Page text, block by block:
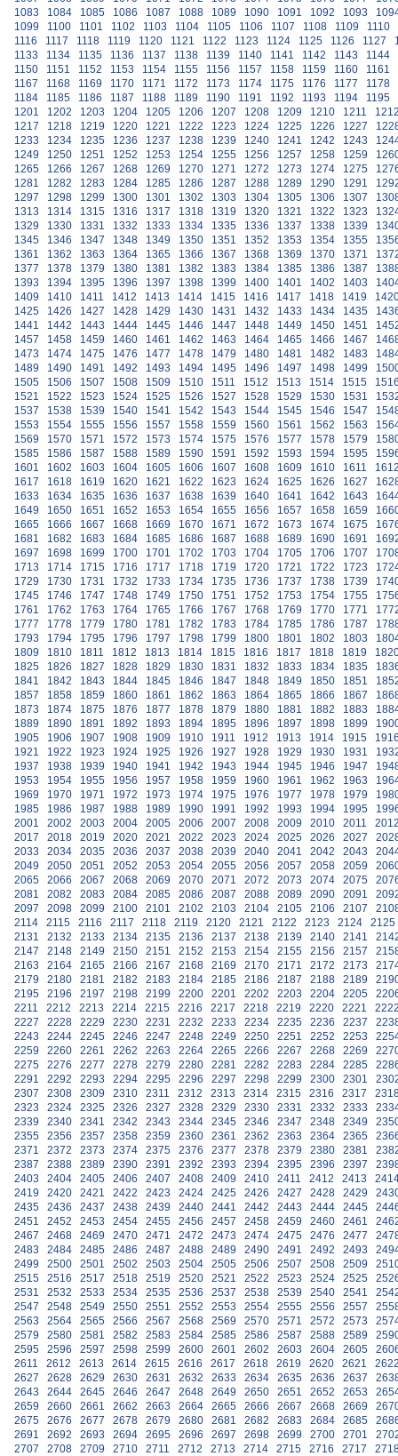
1083
1084 1085 1086 1087 1088 1089 1090 1091 1092 1093
1099
1100 1101 1102 1103 1104 1105 1106 1107 1108 1109
1110
1116
1117 1118 1119 1120 1121 1122 1123 1124 1125 1126 1127
1133
1134 1135 1136 1137 1138 1139 1140 1141 1142 1143
1144
1150
1151 1152 1153 1154 1155 1156 1157 1158 1159 1160
1161
1167
1168 1169 1170 1171 1172 1173 1174 1175 1176 1177
1178
1184
1185 1186 1187 1188 1189 1190 1191 1192 1193 1194
1195
1201
1202 1203 1204 1205 1206 1207 1208 1209 1210 1211
1217
1218 1219 1220 1221 1222 1223 1224 1225 1226 1227
1233
1234 1235 1236 1237 1238 1239 1240 1241 1242 1243
1249
1250 1251 1252 1253 1254 1255 1256 1257 1258 1259
1265
1266 1267 1268 1269 1270 1271 1272 1273 1274 1275
1281
1282 1283 1284 1285 1286 1287 1288 1289 1290 1291
1297
1298 1299 1300 1301 1302 1303 1304 1305 1306 1307
1313
1314 1315 1316 1317 1318 1319 1320 1321 1322 1323
1329
1330 1331 1332 1333 1334 1335 1336 1337 1338 1339
1345
1346 1347 1348 1349 1350 1351 1352 1353 1354 1355
1361
1362 1363 1364 1365 1366 1367 1368 1369 1370 1371
1377
1378 1379 1380 1381 1382 1383 1384 1385 1386 1387
1393
1394 1395 1396 1397 1398 1399 1400 1401 1402 1403
1409
1410 1411 1412 1413 1414 1415 1416 1417 1418 1419
1425
1426 1427 1428 1429 1430 1431 1432 1433 1434 1435
1441
1442 1443 1444 1445 1446 1447 1448 1449 1450 1451
1457
1458 1459 1460 1461 1462 1463 1464 1465 1466 1467
1473
1474 1475 1476 1477 1478 1479 1480 1481 1482 1483
1489
1490 1491 1492 1493 1494 1495 1496 1497 1498 1499
1505
1506 1507 1508 1509 1510 1511 1512 1513 1514 1515
1521
1522 1523 1524 1525 1526 1527 1528 1529 1530 1531
1537
1538 1539 1540 1541 1542 1543 1544 1545 1546 1547
1553
1554 1555 1556 1557 1558 1559 1560 1561 1562 1563
1569
1570 1571 1572 1573 1574 1575 1576 1577 1578 1579
1585
1586 1587 1588 1589 1590 1591 1592 1593 1594 1595
1601
1602 1603 1604 1605 1606 1607 1608 1609 1610 1611
1617
1618 1619 1620 1621 1622 1623 1624 1625 1626 1627
1633
1634 1635 1636 1637 1638 1639 1640 1641 1642 1643
1649
1650 1651 1652 1653 1654 1655 1656 1657 1658 1659
1665
1666 1667 1668 1669 1670 1671 1672 1673 1674 1675
1681
1682 1683 1684 1685 1686 1687 1688 1689 1690 1691
1697
1698 1699 1700 1701 1702 1703 1704 1705 1706 1707
1713
1714 1715 1716 1717 1718 1719 1720 1721 1722 1723
1729
1730 1731 1732 1733 1734 1735 1736 1737 1738 1739
1745
1746 1747 1748 1749 1750 1751 1752 1753 1754 1755
1761
1762 1763 1764 1765 1766 1767 1768 1769 1770 1771
1777
1778 1779 1780 1781 1782 1783 1784 1785 1786 1787
1793
1794 1795 1796 1797 1798 1799 1800 1801 1802 1803
1809
1810 1811 1812 1813 1814 1815 1816 1817 1818 1819
1825
1826 1827 1828 1829 1830 1831 1832 1833 1834 1835
1841
1842 1843 1844 1845 1846 1847 1848 1849 1850 1851
1857
1858 1859 1860 1861 1862 1863 1864 1865 1866 1867
1873
1874 1875 1876 1877 1878 1879 1880 1881 1882 1883
1889
1890 1891 1892 1893 1894 1895 1896 1897 1898 1899
1905
1906 1907 1908 1909 1910 1911 1912 1913 1914 1915
1921
1922 1923 1924 1925 1926 1927 1928 1929 1930 1931
1937
1938 1939 1940 1941 1942 1943 1944 1945 1946 1947
1953
1954 1955 1956 1957 1958 1959 1960 1961 1962 1963
1969
1970 1971 1972 1973 1974 1975 1976 1977 1978 1979
1985
1986 1987 1988 1989 1990 1991 1992 1993 1994 1995
2001
2002 2003 2004 2005 2006 2007 2008 2009 2010 2011
2017
2018 2019 2020 2021 2022 2023 2024 2025 2026 2027
2033
2034 2035 2036 2037 2038 2039 2040 2041 2042 2043
2049
2050 2051 2052 2053 2054 2055 2056 2057 2058 2059
2065
2066 2067 2068 2069 2070 2071 2072 2073 2074 2075
2081
2082 2083 2084 2085 2086 2087 2088 2089 2090 2091
2097
2098 2099 2100 2101 2102 2103 2104 2105 2106 2107
2114
2115 2116 2117 2118 2119 2120 2121 2122 2123 2124
2125
2131
2132 2133 2134 2135 2136 2137 2138 2139 2140 2141
2147
2148 2149 2150 2151 2152 2153 2154 2155 2156 2157
2163
2164 2165 2166 2167 2168 2169 2170 2171 2172 2173
2179
2180 2181 2182 2183 2184 2185 2186 2187 2188 2189
2195
2196 2197 2198 2199 2200 2201 2202 2203 2204 2205
2211
2212 2213 2214 2215 2216 2217 2218 2219 2220 2221
2227
2228 2229 2230 2231 2232 2233 2234 2235 2236 2237
2243
2244 2245 2246 2247 2248 2249 2250 2251 2252 2253
2259
2260 2261 2262 2263 2264 2265 2266 2267 2268 2269
2275
2276 2277 2278 2279 2280 2281 2282 2283 2284 2285
2291
2292 2293 2294 2295 2296 2297 2298 2299 2300 2301
2307
2308 2309 2310 2311 2312 2313 2314 2315 2316 2317
2323
2324 2325 2326 2327 2328 2329 2330 2331 2332 2333
2339
2340 2341 2342 2343 2344 2345 2346 2347 2348 2349
2355
2356 2357 2358 2359 2360 2361 2362 2363 2364 2365
2371
2372 2373 2374 2375 2376 2377 2378 2379 2380 2381
2387
2388 2389 2390 2391 2392 2393 2394 2395 2396 2397
2403
2404 2405 2406 2407 2408 2409 2410 2411 2412 2413
2419
2420 2421 2422 2423 2424 2425 2426 2427 2428 2429
2435
2436 2437 2438 2439 2440 2441 2442 2443 2444 2445
2451
2452 2453 2454 2455 2456 2457 2458 2459 2460 2461
2467
2468 2469 2470 2471 2472 2473 2474 2475 2476 2477
2483
2484 2485 2486 2487 2488 2489 2490 2491 2492 2493
2499
2500 2501 2502 2503 2504 2505 2506 2507 2508 2509
2515
2516 2517 2518 2519 2520 2521 2522 2523 2524 2525
2531
2532 2533 2534 2535 2536 2537 2538 2539 2540 2541
2547
2548 2549 2550 2551 2552 2553 2554 2555 2556 2557
2563
2564 2565 2566 2567 2568 2569 2570 2571 2572 2573
2579
2580 2581 2582 2583 2584 2585 2586 2587 2588 2589
2595
2596 2597 2598 2599 2600 2601 2602 2603 2604 2605
2611
2612 2613 2614 2615 2616 2617 2618 2619 2620 2621
2627
2628 2629 2630 2631 2632 2633 2634 2635 2636 2637
2643
2644 2645 2646 2647 2648 2649 2650 2651 2652 2653
2659
2660 2661 2662 2663 2664 2665 2666 2667 2668 2669
2675
2676 2677 2678 2679 2680 2681 2682 2683 2684 2685
2691
2692 2693 2694 2695 2696 2697 2698 2699 2700 2701
2707
2708 2709 2710 2711 2712 2713 2714 2715 2716 2717